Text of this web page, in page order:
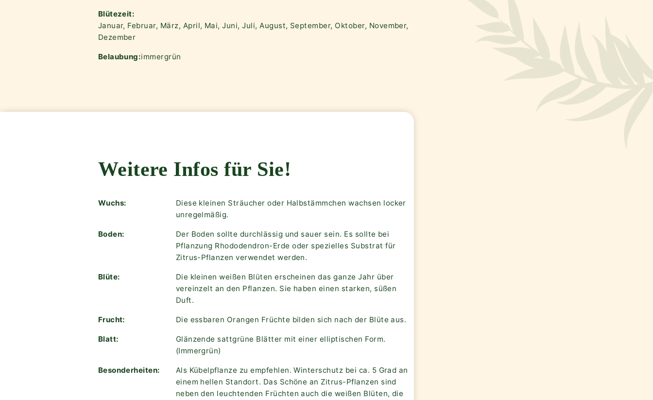
Blütezeit:
Januar, Februar, März, April, Mai, Juni, Juli, August, September, Oktober, November,
Dezember
Belaubung:immergrün
Weitere Infos für Sie!
Wuchs:
Diese kleinen Sträucher oder Halbstämmchen wachsen locker
unregelmäßig.
Boden:
Der Boden sollte durchlässig und sauer sein. Es sollte bei
Pflanzung Rhododendron-Erde oder spezielles Substrat für
Zitrus-Pflanzen verwendet werden.
Blüte:
Die kleinen weißen Blüten erscheinen das ganze Jahr über
vereinzelt an den Pflanzen. Sie haben einen starken, süßen
Duft.
Frucht: Die essbaren Orangen Früchte bilden sich nach der Blüte aus.
Blatt:
Glänzende sattgrüne Blätter mit einer elliptischen Form.
(Immergrün)
Besonderheiten:
Als Kübelpflanze zu empfehlen. Winterschutz bei ca. 5 Grad an
einem hellen Standort. Das Schöne an Zitrus-Pflanzen sind
neben den leuchtenden Früchten auch die weißen Blüten, die